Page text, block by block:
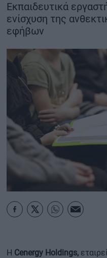
ΜΕΤΑΦΟΡΕΣ -
ΨΗΦΙΑΚΟΣ
ΟΙΚΟΝΟΜΙΑ -
MY PROPERTY
ΚΑΡΑΜΠΟΛΕΣ
Εκπαιδευτικά
ενίσχυση της
εφήβων
Η Cenergy Holdings,